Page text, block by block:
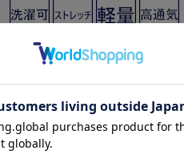
価格：21,890円
WEB価格：13,900円(税込)
4.0（1）
SALE OUTLET